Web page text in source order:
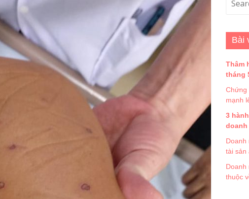
Bài
Thâm
tháng
Chứng
mạnh
3
Doanh
tài sản
Doanh
thuộc